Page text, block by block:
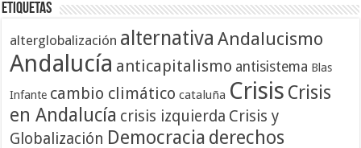
Etiquetas
alterglobalización alternativa Andalucismo
Andalucía anticapitalismo antisistema Blas
Infante cambio climático cataluña Crisis Crisis
en Andalucía crisis izquierda Crisis y
Globalización Democracia derechos